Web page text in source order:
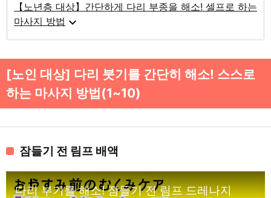
【노년층 대상】간단하게 다리 부종을 해소! 셀프로 하는
마사지 방법 expand_more
[노인 대상] 다리 붓기를 간단히 해소! 스스로
하는 마사지 방법(1~10)
잠들기 전 림프 배액
다리 부기를 해소! 잠들기 전 림프 드레나지